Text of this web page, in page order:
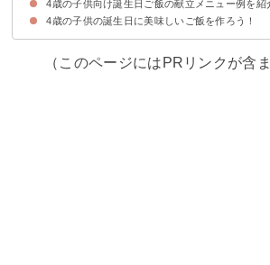
①ミニチョコレートパフェ
②空色クリームソーダ
4歳の子供向け誕生日ご飯の献立メニュー例を紹
献立メニュー例①〜男の子におすすめのバースデ
献立メニュー例②〜女の子におすすめのバースデ
献立メニュー例③〜外で簡単に楽しめるバースデ
4歳の子供の誕生日に美味しいご飯を作ろう！
（このページにはPRリンクが含